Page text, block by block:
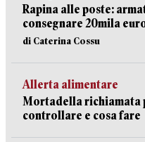
Rapina alle poste:
consegnare 20mila
di Caterina Cossu
Allerta alimentare
Mortadella richiamata
controllare e cosa fare